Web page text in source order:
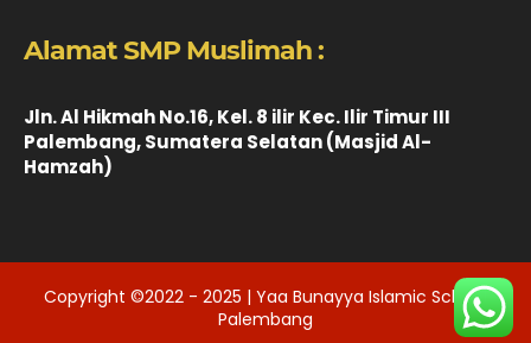
Alamat SMP Muslimah :
Jln. Al Hikmah No.16, Kel. 8 ilir Kec. Ilir Timur III
Palembang, Sumatera Selatan (Masjid Al-
Hamzah)
Copyright ©2022 - 2025 | Yaa Bunayya Islamic School
Palembang